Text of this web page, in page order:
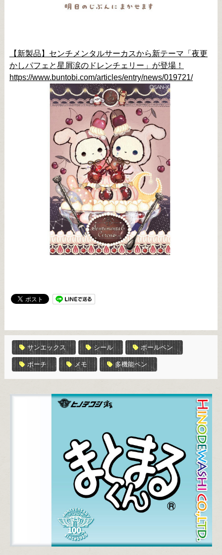
【新製品】センチメンタルサーカスから新テーマ「夜更
かしパフェと星屑涙のドレンチェリー」が登場！
https://www.buntobi.com/articles/entry/news/019721/
サンエックス シール ボールペン
ポーチ メモ 多機能ペン